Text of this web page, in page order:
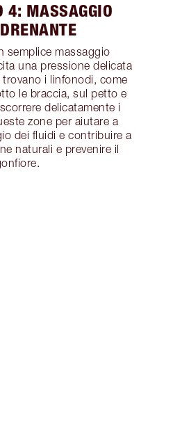
4: MASSAGGIO
semplice massaggio
una pressione delicata
i linfonodi, come
le braccia, sul petto e
delicatamente i
zone per aiutare a
dei fluidi e contribuire a
naturali e prevenire il